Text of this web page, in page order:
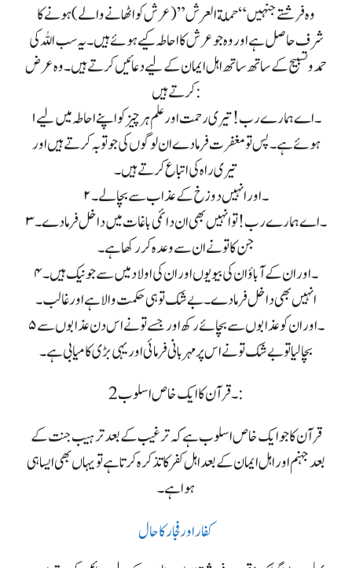
وہ فرشتے جنہیں “حملة العرش” ( عرش کو اٹھانے والے ) ہونے کا
شرف حاصل ہے اور وہ جو عرش کا احاطہ کیے ہوئے ہیں۔ یہ سب اللہ کی
حمد وتسبیح کے ساتھ ساتھ اہل ایمان کے لیے دعائیں کرتے ہیں۔ وہ عرض
کرتے ہیں:
۱۔ اے ہمارے رب! تیری رحمت اور علم ہر چیز کو اپنے احاطہ میں لیے
ہوئے ہے۔ پس تو مغفرت فرمادے ان لوگوں کی جو تو بہ کرتے ہیں اور
تیری راہ کی اتباع کرتے ہیں۔
۲۔ اور انہیں دوزخ کے عذاب سے بچالے۔
۳۔ اے ہمارے رب! تو انہیں بھی ان دائمی باغات میں داخل فرمادے۔
جن کا تو نے ان سے وعدہ کر رکھا ہے۔
۴۔ اور ان کے آباؤ ان کی بیویوں اور ان کی اولاد میں سے جو نیک ہیں۔
انہیں بھی داخل فرما دے۔ بے شک تو ہی حکمت والا ہے اور غالب۔
۵۔ اور ان کو عذابوں سے بچائے رکھ اور جسے تو نے اس دن عذابوں سے
بچالیا تو بے شک تو نے اس پر مہربانی فرمائی اور یہی بڑی کامیابی ہے۔
2۔ قرآن کا ایک خاص اسلوب :
قرآن کا جو ایک خاص اسلوب ہے کہ ترغیب کے بعد ترہیب جنت کے
بعد جہنم اور اہل ایمان کے بعد اہل کفر کا تذکرہ کرتا ہے تو یہاں بھی ایسا ہی
ہوا ہے۔
کفار اور فجار کا حال